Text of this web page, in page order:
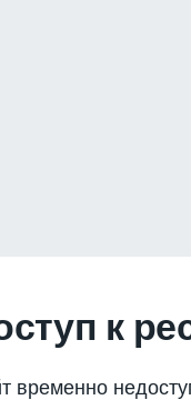
к
временно